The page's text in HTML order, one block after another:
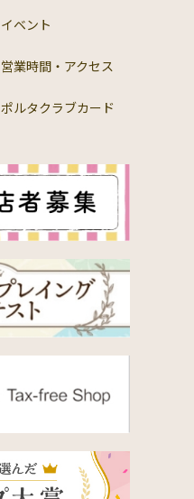
イベント
営業時間・アクセス
ポルタクラブカード